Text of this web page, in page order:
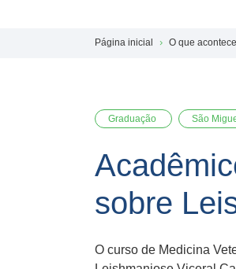
Página inicial O que acontece
Graduação São
sobre
O curso de Medicina